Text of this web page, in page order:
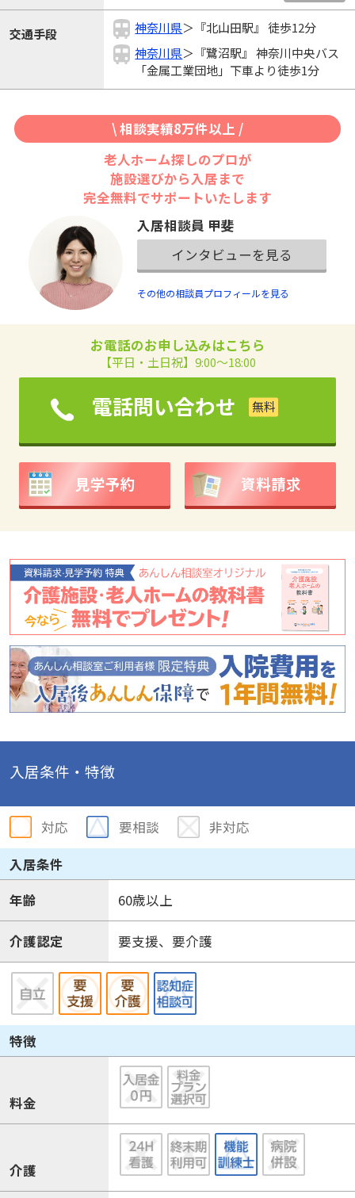
交通手段 神奈川県＞『北山田駅』 徒歩12分
神奈川県＞『鷺沼駅』 神奈川中央バス
「金属工業団地」下車より徒歩1分
\ 相談実績8万件以上 /
老人ホーム探しのプロが
施設選びから入居まで
完全無料でサポートいたします
入居相談員 甲斐
インタビューを見る
その他の相談員プロフィールを見る
お電話のお申し込みはこちら
【平日・土日祝】9:00～18:00
電話問い合わせ
見学予約 資料請求
入居条件・特徴
対応 要相談
非対応
入居条件
年齢
60歳以上
介護認定 要支援、要介護
特徴
料金
介護